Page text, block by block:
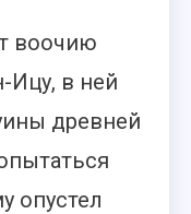
воочию
в ней
древней
опустел